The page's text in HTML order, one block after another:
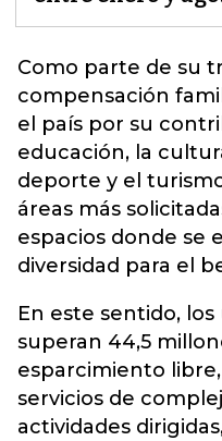
Como parte de su
compensación
el país por su
educación, la
deporte y el
áreas más
espacios donde se
diversidad para el
En este sentido,
superan 44,5
esparcimiento
servicios de
actividades